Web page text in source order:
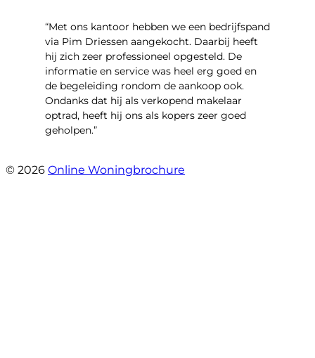
“Met ons kantoor hebben we een bedrijfspand
via Pim Driessen aangekocht. Daarbij heeft
hij zich zeer professioneel opgesteld. De
informatie en service was heel erg goed en
de begeleiding rondom de aankoop ook.
Ondanks dat hij als verkopend makelaar
optrad, heeft hij ons als kopers zeer goed
geholpen.”
© 2026 Online Woningbrochure